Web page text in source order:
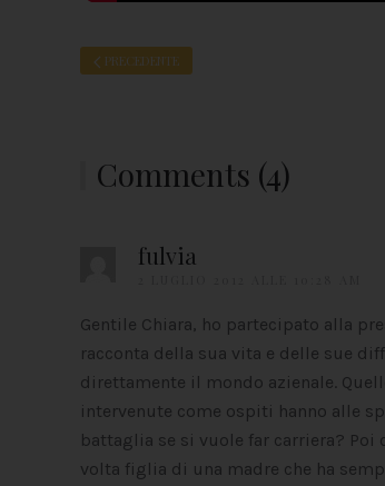
PRECEDENTE
Comments (4)
fulvia
Gentile Chiara, ho partecipato alla
racconta della sua vita e delle sue
direttamente il mondo azienale.
intervenute come ospiti hanno alle
battaglia se si vuole far carriera?
volta figlia di una madre che ha